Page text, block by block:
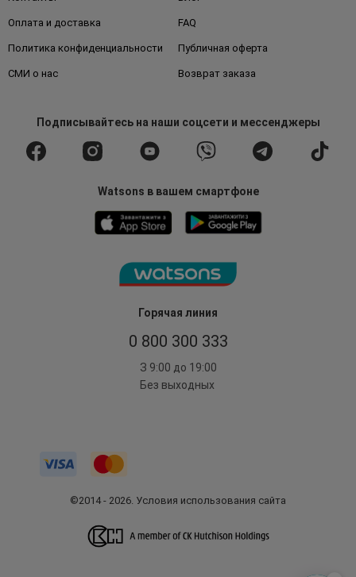
Горячая линия
0 800 300 333
З 9:00 до 19:00
Без выходных
Оплата и доставка FAQ
Политика конфиденциальности Публичная оферта
СМИ о нас Возврат заказа
Подписывайтесьна наши соцсети и мессенджеры
Watsons в вашем смартфоне
©2014 - 2026. Условия использования сайта